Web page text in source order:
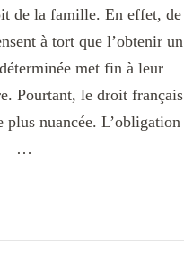
de la famille. En effet, de
à tort que l’obtenir un
met fin à leur
Pourtant, le droit français
plus nuancée. L’obligation
…